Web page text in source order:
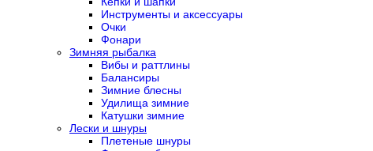
Инструменты и аксессуары
Очки
Фонари
Зимняя рыбалка
Вибы и раттлины
Балансиры
Зимние блесны
Удилища зимние
Катушки зимние
Лески и шнуры
Плетеные шнуры